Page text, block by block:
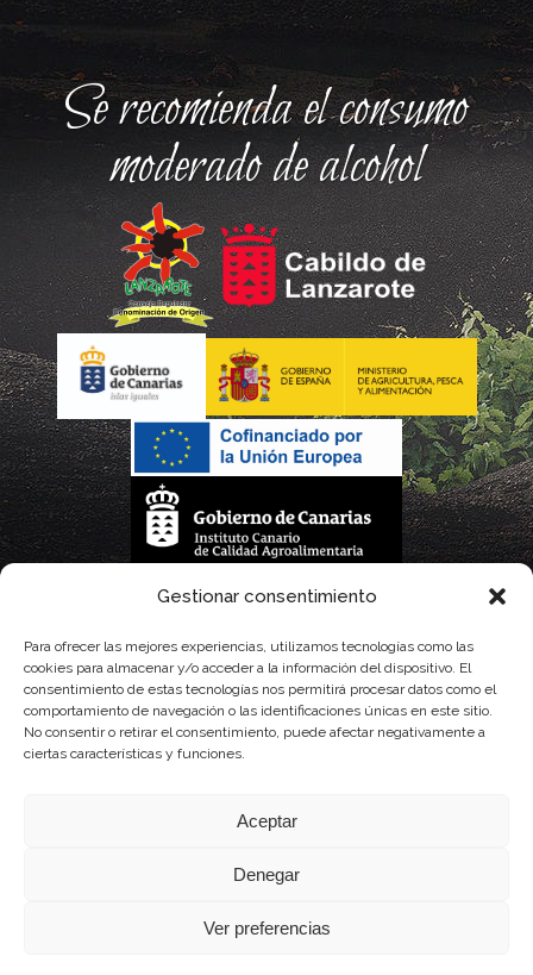
Gestionar consentimiento
Para ofrecer las mejores experiencias, utilizamos tecnologías como las
cookies para almacenar y/o acceder a la información del dispositivo. El
consentimiento de estas tecnologías nos permitirá procesar datos como el
comportamiento de navegación o las identificaciones únicas en este sitio.
No consentir o retirar el consentimiento, puede afectar negativamente a
ciertas características y funciones.
Aceptar
Denegar
Ver preferencias
Se recomienda el consumo
moderado de alcohol
La gestión de la DOP Lanzarote realizada por este Consejo Regulador es financiada,
con fondos provenientes del presupuesto de gastos del Instituto Canario de
Calidad Agroalimentaria